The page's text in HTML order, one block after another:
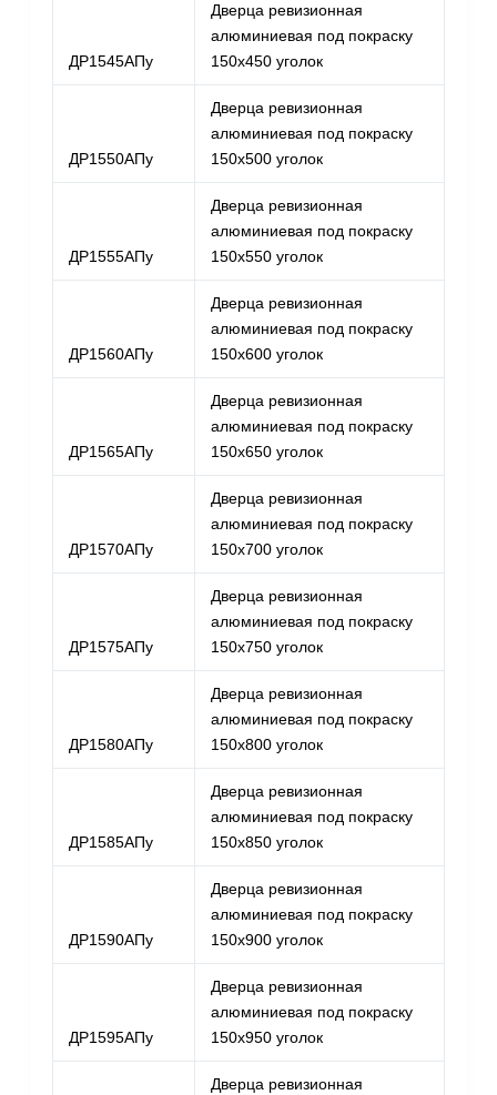
ДР1545АПу
Дверца ревизионная
алюминиевая под покраску
150х450 уголок
ДР1550АПу
Дверца ревизионная
алюминиевая под покраску
150х500 уголок
ДР1555АПу
Дверца ревизионная
алюминиевая под покраску
150х550 уголок
ДР1560АПу
Дверца ревизионная
алюминиевая под покраску
150х600 уголок
ДР1565АПу
Дверца ревизионная
алюминиевая под покраску
150х650 уголок
ДР1570АПу
Дверца ревизионная
алюминиевая под покраску
150х700 уголок
ДР1575АПу
Дверца ревизионная
алюминиевая под покраску
150х750 уголок
ДР1580АПу
Дверца ревизионная
алюминиевая под покраску
150х800 уголок
ДР1585АПу
Дверца ревизионная
алюминиевая под покраску
150х850 уголок
ДР1590АПу
Дверца ревизионная
алюминиевая под покраску
150х900 уголок
ДР1595АПу
Дверца ревизионная
алюминиевая под покраску
150х950 уголок
Дверца ревизионная